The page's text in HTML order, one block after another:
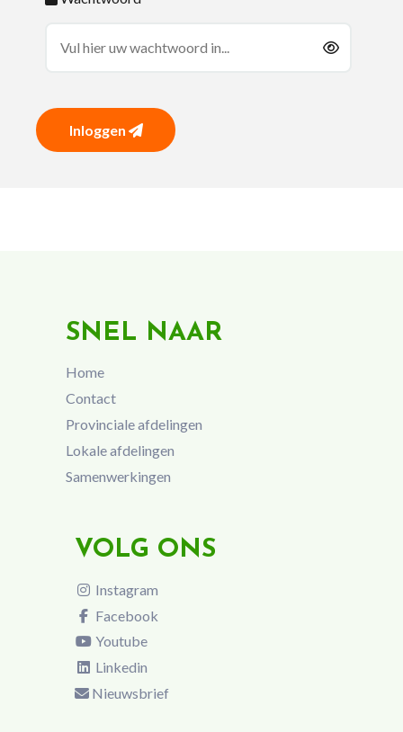
Inloggen
SNEL NAAR
Home
Contact
Provinciale afdelingen
Lokale afdelingen
Samenwerkingen
VOLG ONS
Instagram
Facebook
Youtube
Linkedin
Nieuwsbrief